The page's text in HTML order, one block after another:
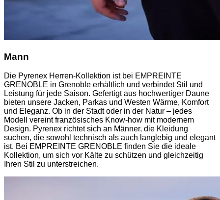
Mann
Die Pyrenex Herren-Kollektion ist bei EMPREINTE
GRENOBLE in Grenoble erhältlich und verbindet Stil und
Leistung für jede Saison. Gefertigt aus hochwertiger Daune
bieten unsere Jacken, Parkas und Westen Wärme, Komfort
und Eleganz. Ob in der Stadt oder in der Natur – jedes
Modell vereint französisches Know-how mit modernem
Design. Pyrenex richtet sich an Männer, die Kleidung
suchen, die sowohl technisch als auch langlebig und elegant
ist. Bei EMPREINTE GRENOBLE finden Sie die ideale
Kollektion, um sich vor Kälte zu schützen und gleichzeitig
Ihren Stil zu unterstreichen.